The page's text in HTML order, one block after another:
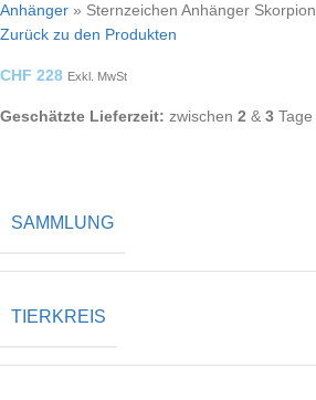
Anhänger » Sternzeichen Anhänger Skorpion
Zurück zu den Produkten
CHF 228 Exkl. MwSt
Geschätzte Lieferzeit: zwischen 2 & 3 Tage
SAMMLUNG
TIERKREIS